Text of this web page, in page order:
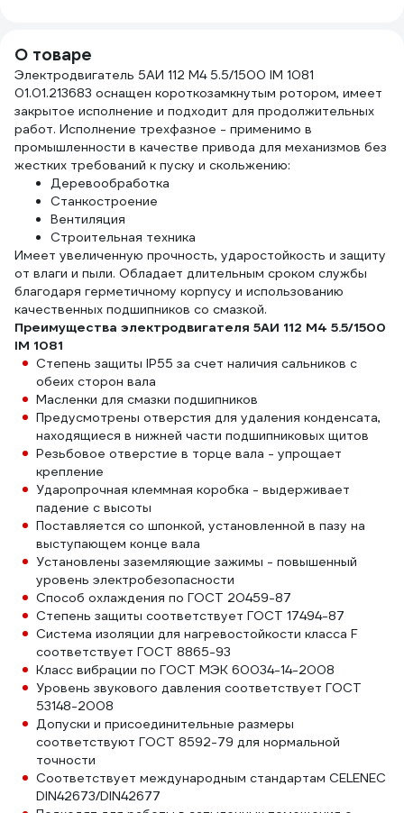
О товаре
Электродвигатель 5АИ 112 М4 5.5/1500 IM 1081
01.01.213683 оснащен короткозамкнутым ротором, имеет
закрытое исполнение и подходит для продолжительных
работ. Исполнение трехфазное - применимо в
промышленности в качестве привода для механизмов без
жестких требований к пуску и скольжению:
Деревообработка
Станкостроение
Вентиляция
Строительная техника
Имеет увеличенную прочность, ударостойкость и защиту
от влаги и пыли. Обладает длительным сроком службы
благодаря герметичному корпусу и использованию
качественных подшипников со смазкой.
Преимущества электродвигателя 5АИ 112 М4 5.5/1500
IM 1081
Степень защиты IP55 за счет наличия сальников с
обеих сторон вала
Масленки для смазки подшипников
Предусмотрены отверстия для удаления конденсата,
находящиеся в нижней части подшипниковых щитов
Резьбовое отверстие в торце вала - упрощает
крепление
Ударопрочная клеммная коробка - выдерживает
падение с высоты
Поставляется со шпонкой, установленной в пазу на
выступающем конце вала
Установлены заземляющие зажимы - повышенный
уровень электробезопасности
Способ охлаждения по ГОСТ 20459-87
Степень защиты соответствует ГОСТ 17494-87
Система изоляции для нагревостойкости класса F
соответствует ГОСТ 8865-93
Класс вибрации по ГОСТ МЭК 60034-14-2008
Уровень звукового давления соответствует ГОСТ
53148-2008
Допуски и присоединительные размеры
соответствуют ГОСТ 8592-79 для нормальной
точности
Соответствует международным стандартам CELENEC
DIN42673/DIN42677